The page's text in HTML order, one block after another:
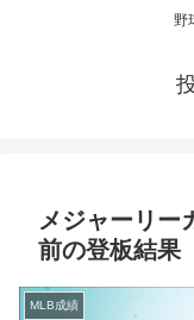
野
メジャーリー
前の登板結果
MLB成績